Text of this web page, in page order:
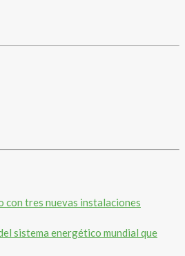
con tres nuevas instalaciones
sistema energético mundial que